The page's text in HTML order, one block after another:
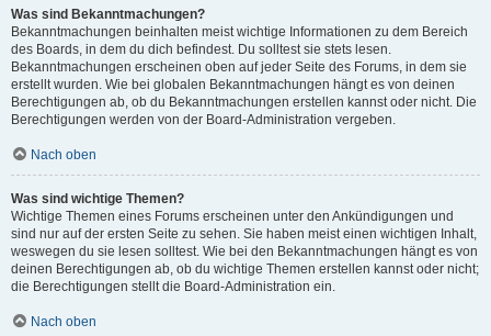
Was sind Bekanntmachungen?
Bekanntmachungen beinhalten meist wichtige Informationen zu dem Bereich
des Boards, in dem du dich befindest. Du solltest sie stets lesen.
Bekanntmachungen erscheinen oben auf jeder Seite des Forums, in dem sie
erstellt wurden. Wie bei globalen Bekanntmachungen hängt es von deinen
Berechtigungen ab, ob du Bekanntmachungen erstellen kannst oder nicht. Die
Berechtigungen werden von der Board-Administration vergeben.
Nach oben
Was sind wichtige Themen?
Wichtige Themen eines Forums erscheinen unter den Ankündigungen und
sind nur auf der ersten Seite zu sehen. Sie haben meist einen wichtigen Inhalt,
weswegen du sie lesen solltest. Wie bei den Bekanntmachungen hängt es von
deinen Berechtigungen ab, ob du wichtige Themen erstellen kannst oder nicht;
die Berechtigungen stellt die Board-Administration ein.
Nach oben